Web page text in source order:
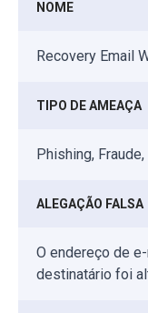
NOME
Recovery Email
TIPO DE AMEAÇA
Phishing,
ALEGAÇÃO FALSA
O endereço de
destinatário foi